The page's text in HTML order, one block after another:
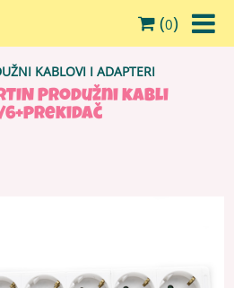
(0)
KABLOVI I ADAPTERI
Produžni kabli
6+prekidač